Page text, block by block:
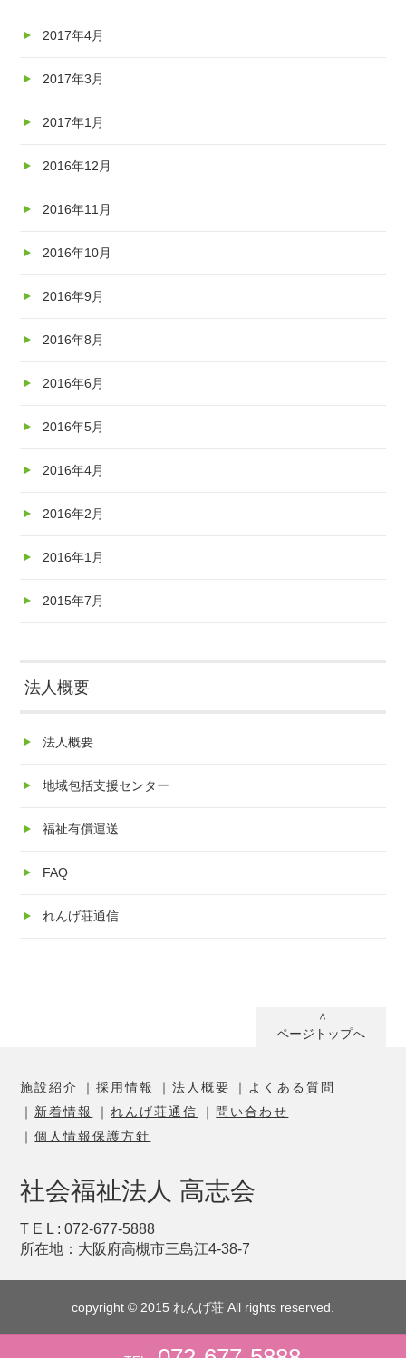
2017年4月
2017年3月
2017年1月
2016年12月
2016年11月
2016年10月
2016年9月
2016年8月
2016年6月
2016年5月
2016年4月
2016年2月
2016年1月
2015年7月
法人概要
法人概要
地域包括支援センター
福祉有償運送
FAQ
れんげ荘通信
ページトップへ
施設紹介 採用情報 法人概要
よくある質問
新着情報
れんげ荘通信
問い合わせ
個人情報保護方針
社会福祉法人 高志会
T E L : 072-677-5888
所在地：大阪府高槻市三島江4-38-7
copyright © 2015 れんげ荘 All rights reserved.